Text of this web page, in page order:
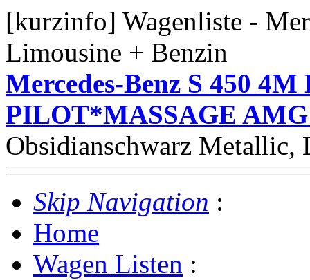
[kurzinfo] Wagenliste -
Limousine + Benzin
Mercedes-Benz S 450
PILOT*MASSAGE
Obsidianschwarz Metallic,
Skip Navigation :
Home
Wagen Listen :